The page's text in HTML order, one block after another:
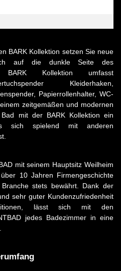
BARK Kollektion setzen Sie neue
auf die dunkle Seite des
BARK Kollektion umfasst
Kleiderhaken,
Papierrollenhalter, WC-
zeitgemäßen und modernen
mit der BARK Kollektion ein
sich spielend mit anderen
mit seinem Hauptsitz Weilheim
10 Jahren Firmengeschichte
stets bewährt. Dank der
sehr guter Kundenzufriedenheit
lässt sich mit den
jedes Badezimmer in eine